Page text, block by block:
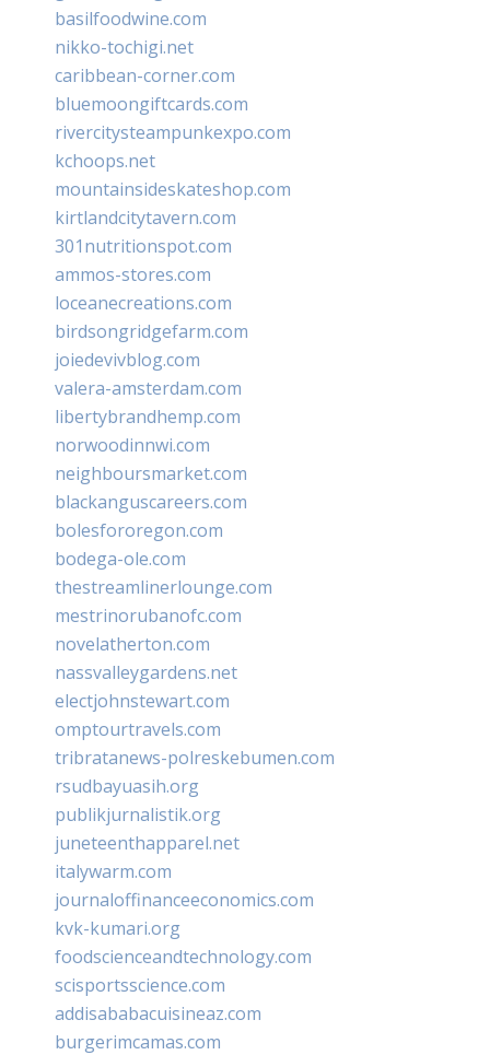
basilfoodwine.com
nikko-tochigi.net
caribbean-corner.com
bluemoongiftcards.com
rivercitysteampunkexpo.com
kchoops.net
mountainsideskateshop.com
kirtlandcitytavern.com
301nutritionspot.com
ammos-stores.com
loceanecreations.com
birdsongridgefarm.com
joiedevivblog.com
valera-amsterdam.com
libertybrandhemp.com
norwoodinnwi.com
neighboursmarket.com
blackanguscareers.com
bolesfororegon.com
bodega-ole.com
thestreamlinerlounge.com
mestrinorubanofc.com
novelatherton.com
nassvalleygardens.net
electjohnstewart.com
omptourtravels.com
tribratanews-polreskebumen.com
rsudbayuasih.org
publikjurnalistik.org
juneteenthapparel.net
italywarm.com
journaloffinanceeconomics.com
kvk-kumari.org
foodscienceandtechnology.com
scisportsscience.com
addisababacuisineaz.com
burgerimcamas.com